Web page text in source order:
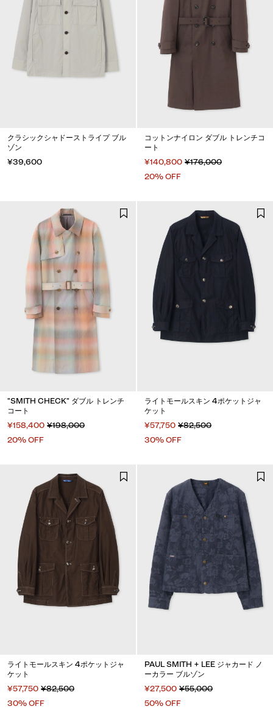
クラシックシャドーストライプ ブル
ゾン
¥39,600
コットンナイロン ダブル トレンチコ
ート
¥140,800 ¥176,000
20% OFF
"SMITH CHECK" ダブル トレンチ
コート
¥158,400 ¥198,000
20% OFF
ライトモールスキン 4ポケットジャ
ケット
¥57,750 ¥82,500
30% OFF
ライトモールスキン 4ポケットジャ
ケット
¥57,750 ¥82,500
30% OFF
PAUL SMITH + LEE ジャカード ノ
ーカラー ブルゾン
¥27,500 ¥55,000
50% OFF